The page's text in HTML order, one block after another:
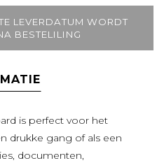
LEVERDATUM WORDT
BESTELILING
is perfect voor het
drukke gang of als een
documenten,